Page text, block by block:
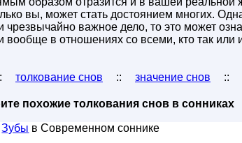
вы, может стать достоянием многих.
чрезвычайно важное дело, то это может
вообще в отношениях со всеми, кто так или
толкование снов :: значение снов ::
похожие толкования снов в сонниках
Зубы в Современном соннике